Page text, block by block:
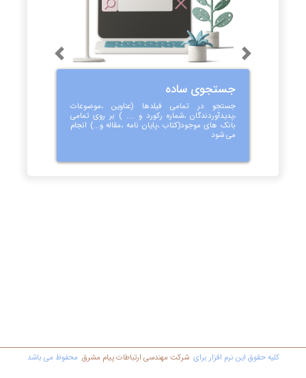
جستجوی ساده
جستجو در تمامی فیلدها (عناوین ،موضوعات
،پدیدآوردندگان ،شماره رکورد و .... ) بر روی تمامی
بانک های موجود(کتاب ،پایان نامه ،مقاله و...) انجام
می شود
Previous Next
کليه حقوق اين نرم افزار برای شرکت مهندسي ارتباطات پیام مشرق محفوظ مي باشد